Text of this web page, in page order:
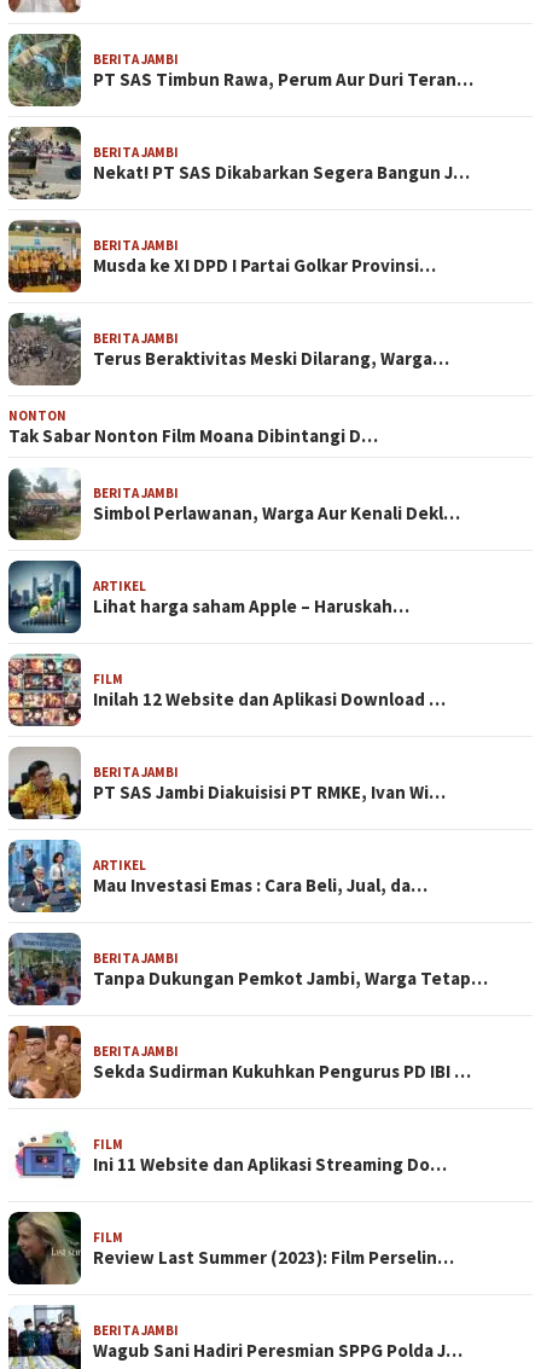
BERITA JAMBI
PT SAS Timbun Rawa, Perum Aur Duri Teran…
BERITA JAMBI
Nekat! PT SAS Dikabarkan Segera Bangun J…
BERITA JAMBI
Musda ke XI DPD I Partai Golkar Provinsi…
BERITA JAMBI
Terus Beraktivitas Meski Dilarang, Warga…
NONTON
Tak Sabar Nonton Film Moana Dibintangi D…
BERITA JAMBI
Simbol Perlawanan, Warga Aur Kenali Dekl…
ARTIKEL
Lihat harga saham Apple – Haruskah…
FILM
Inilah 12 Website dan Aplikasi Download …
BERITA JAMBI
PT SAS Jambi Diakuisisi PT RMKE, Ivan Wi…
ARTIKEL
Mau Investasi Emas : Cara Beli, Jual, da…
BERITA JAMBI
Tanpa Dukungan Pemkot Jambi, Warga Tetap…
BERITA JAMBI
Sekda Sudirman Kukuhkan Pengurus PD IBI …
FILM
Ini 11 Website dan Aplikasi Streaming Do…
FILM
Review Last Summer (2023): Film Perselin…
BERITA JAMBI
Wagub Sani Hadiri Peresmian SPPG Polda J…